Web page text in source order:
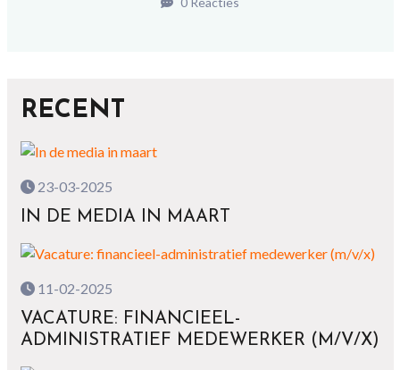
RECENT
23-03-2025
IN DE MEDIA IN MAART
11-02-2025
VACATURE: FINANCIEEL-
ADMINISTRATIEF MEDEWERKER (M/V/X)